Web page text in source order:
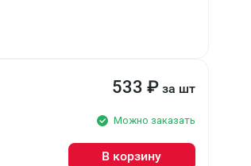
533 ₽ за шт
Можно заказать
В корзину